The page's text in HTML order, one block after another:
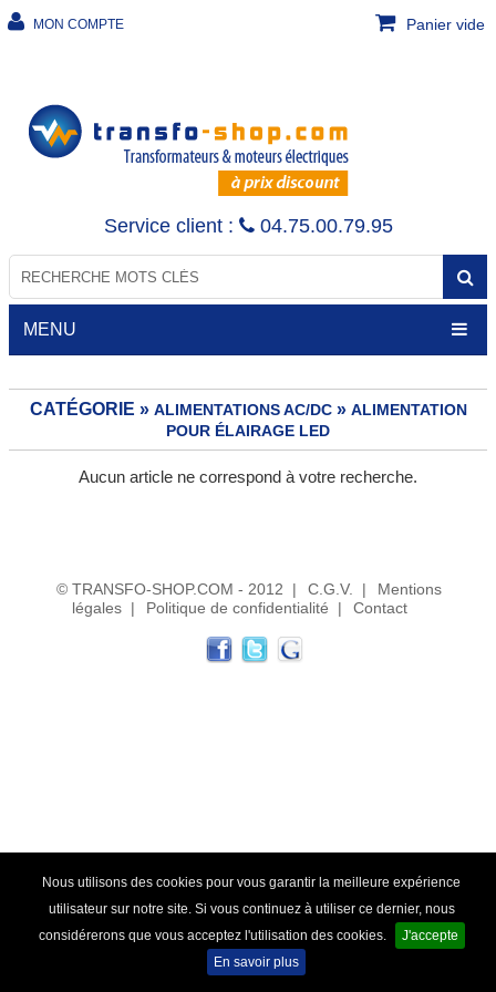
Nous utilisons des cookies pour vous garantir la meilleure expérience
utilisateur sur notre site. Si vous continuez à utiliser ce dernier, nous
considérerons que vous acceptez l'utilisation des cookies.
J'accepte
En savoir plus
MON COMPTE
Service client : 04.75.00.79.95
MENU
TRANSFORMATEURS
Transfo de sécurité
Transfo Modulaire 24/48V
Transfo Modulaire 115/230V
Transfo torique d'éclairage
Transfo d'enseigne néon
CATÉGORIE » ALIMENTATIONS AC/DC» ALIMENTATION
POUR ÉLAIRAGE LED
Aucun article ne correspond à votre recherche.
© TRANSFO-SHOP.COM - 2012 | C.G.V. |
Mentions
légales | Politique de confidentialité | Contact
Panier vide